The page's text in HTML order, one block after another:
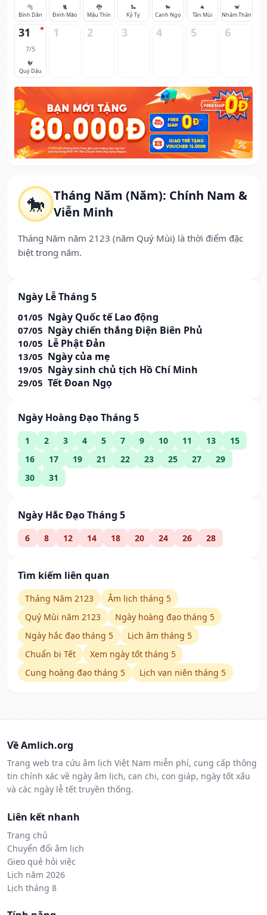
🐎 Tháng Năm (Năm): Chính Nam &
Viễn Minh
Tháng Năm năm 2123 (năm Quý Mùi) là thời điểm đặc
biệt trong năm.
Ngày Lễ Tháng 5
01/05 Ngày Quốc tế Lao động
07/05 Ngày chiến thắng Điện Biên Phủ
10/05 Lễ Phật Đản
13/05 Ngày của mẹ
19/05 Ngày sinh chủ tịch Hồ Chí Minh
29/05 Tết Đoan Ngọ
Ngày Hoàng Đạo Tháng 5
1 2 3 4 5 7 9 10 11 13
15
16
17 19 21 22 23 25 27
29
30
31
Ngày Hắc Đạo Tháng 5
6 8 12 14 18 20 24 26 28
Tìm kiếm liên quan
Tháng Năm 2123
Âm lịch tháng 5
Quý Mùi năm 2123
Ngày hoàng đạo tháng 5
Ngày hắc đạo tháng 5
Lịch âm tháng 5
Chuẩn bị Tết
Xem ngày tốt tháng 5
Cung hoàng đạo tháng 5
Lịch vạn niên tháng 5
🐅
Bính Dần
🐈
Đinh Mão
🐉
Mậu Thìn
🐍
Kỷ Tỵ
🐎
Canh Ngọ
🐐
Tân Mùi
🐒
Nhâm Thân
31
7/5
🐓
Quý Dậu
1 2 3 4 5 6
Về Amlich.org
Trang web tra cứu âm lịch Việt Nam miễn phí, cung cấp thông
tin chính xác về ngày âm lịch, can chi, con giáp, ngày tốt xấu
và các ngày lễ tết truyền thống.
Liên kết nhanh
Trang chủ
Chuyển đổi âm lịch
Gieo quẻ hỏi việc
Lịch năm 2026
Lịch tháng 8